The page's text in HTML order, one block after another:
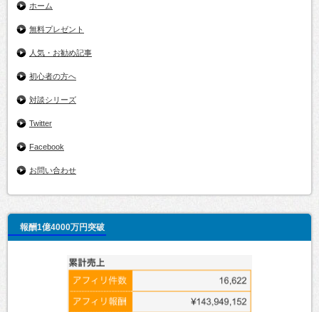
ホーム
無料プレゼント
人気・お勧め記事
初心者の方へ
対談シリーズ
Twitter
Facebook
お問い合わせ
報酬1億4000万円突破